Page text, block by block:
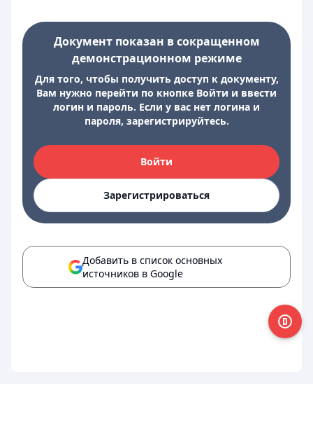
Документ показан в сокращенном
демонстрационном режиме
Для того, чтобы получить доступ к документу,
Вам нужно перейти по кнопке Войти и ввести
логин и пароль. Если у вас нет логина и
пароля, зарегистрируйтесь.
Войти
Зарегистрироваться
Добавить в список основных
источников в Google